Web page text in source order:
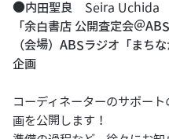
●内田聖良 Seira Uchida
「余白書店 公開査定会＠
（会場）ABSラジオ「まち
企画
コーディネーターのサポー
画を公開します！